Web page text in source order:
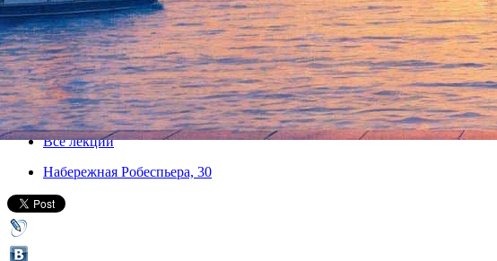
Открытие городского
подростков и студентов
09 сентября 2012, воскресенье,12.00
Версия для печати
Все лекции
Набережная Робеспьера, 30